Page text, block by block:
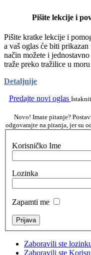
Pišite lekcije i
Pišite kratke lekcije i
a vaš oglas će biti
način možete i
traže preko tražilice u
Detaljnije
Predajte novi oglas
Novo! Imate pitanje?
odgovarajte na pitanja, jer su
Korisničko Ime
Lozinka
Zapamti me
Zaboravili ste
Zaboravili ste